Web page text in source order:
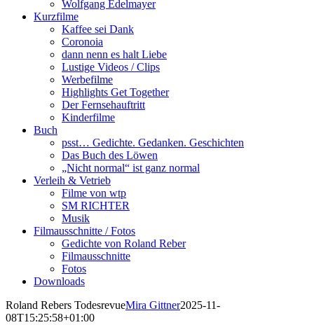
Wolfgang Edelmayer
Kurzfilme
Kaffee sei Dank
Coronoia
dann nenn es halt Liebe
Lustige Videos / Clips
Werbefilme
Highlights Get Together
Der Fernsehauftritt
Kinderfilme
Buch
psst… Gedichte. Gedanken. Geschichten
Das Buch des Löwen
„Nicht normal“ ist ganz normal
Verleih & Vetrieb
Filme von wtp
SM RICHTER
Musik
Filmausschnitte / Fotos
Gedichte von Roland Reber
Filmausschnitte
Fotos
Downloads
Roland Rebers TodesrevueMira Gittner2025-11-
08T15:25:58+01:00